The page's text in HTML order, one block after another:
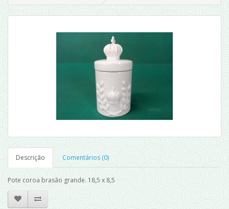
Descrição Comentários (0)
Pote coroa brasão grande. 18,5 x 8,5